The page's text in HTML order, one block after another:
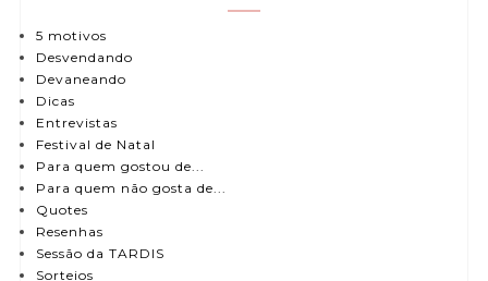
5 motivos
Desvendando
Devaneando
Dicas
Entrevistas
Festival de Natal
Para quem gostou de...
Para quem não gosta de...
Quotes
Resenhas
Sessão da TARDIS
Sorteios